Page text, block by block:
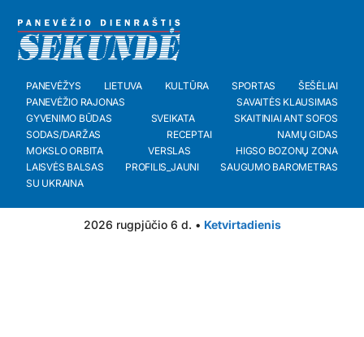
PANEVĖŽYS LIETUVA KULTŪRA SPORTAS
ŠEŠĖLIAI
PANEVĖŽIO RAJONAS
SAVAITĖS KLAUSIMAS
GYVENIMO BŪDAS
SVEIKATA
SKAITINIAI ANT SOFOS
SODAS/DARŽAS
RECEPTAI
NAMŲ GIDAS
MOKSLO ORBITA
VERSLAS
HIGSO BOZONŲ ZONA
LAISVĖS BALSAS
PROFILIS_JAUNI
SAUGUMO BAROMETRAS
SU UKRAINA
2026 rugpjūčio 6 d. • Ketvirtadienis